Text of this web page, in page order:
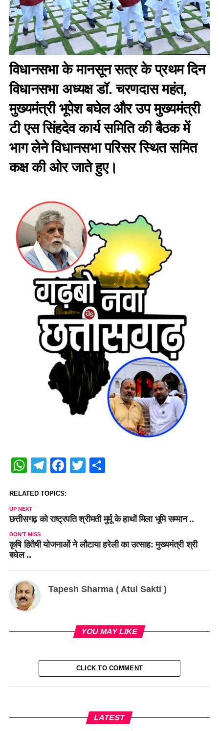
विधानसभा के मानसून सत्र के प्रथम दिन
विधानसभा अध्यक्ष डॉ. चरणदास महंत,
मुख्यमंत्री भूपेश बघेल और उप मुख्यमंत्री
टी एस सिंहदेव कार्य समिति की बैठक में
भाग लेने विधानसभा परिसर स्थित समित
कक्ष की ओर जाते हुए।
WhatsApp
Telegram
Facebook
Twitter
Share
RELATED TOPICS:
UP NEXT
छत्तीसगढ़ को राष्ट्रपति श्रीमती मुर्मू के हाथों मिला भूमि सम्मान ..
DON'T MISS
कृषि हितैषी योजनाओं ने लौटाया हरेली का उत्साह: मुख्यमंत्री श्री
बघेल ..
Tapesh Sharma ( Atul Sakti )
YOU MAY LIKE
CLICK TO COMMENT
LATEST